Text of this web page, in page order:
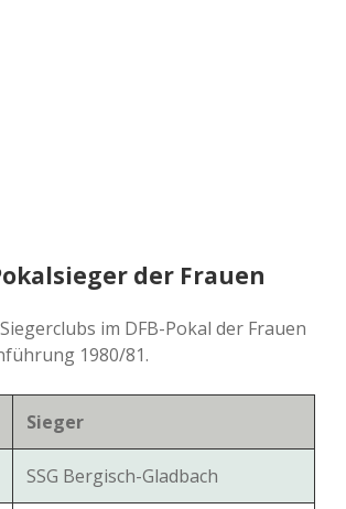
der Frauen
im DFB-Pokal der Frauen
1980/81.
Sieger
SSG Bergisch-Gladbach